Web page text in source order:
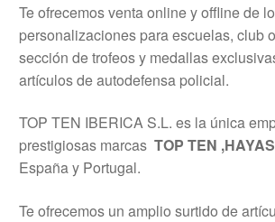
Te ofrecemos venta online y offline de
personalizaciones para escuelas, club
sección de trofeos y medallas
artículos de autodefensa policial.
TOP TEN IBERICA S.L. es la única
prestigiosas marcasTOP TEN
España y Portugal.
Te ofrecemos un amplio surtido de